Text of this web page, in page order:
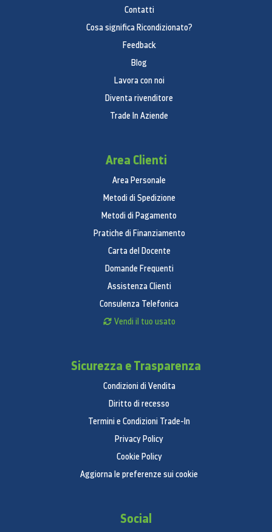
Contatti
Cosa significa Ricondizionato?
Feedback
Blog
Lavora con noi
Diventa rivenditore
Trade In Aziende
Area Clienti
Area Personale
Metodi di Spedizione
Metodi di Pagamento
Pratiche di Finanziamento
Carta del Docente
Domande Frequenti
Assistenza Clienti
Consulenza Telefonica
Vendi il tuo usato
Sicurezza e Trasparenza
Condizioni di Vendita
Diritto di recesso
Termini e Condizioni Trade-In
Privacy Policy
Cookie Policy
Aggiorna le preferenze sui cookie
Social